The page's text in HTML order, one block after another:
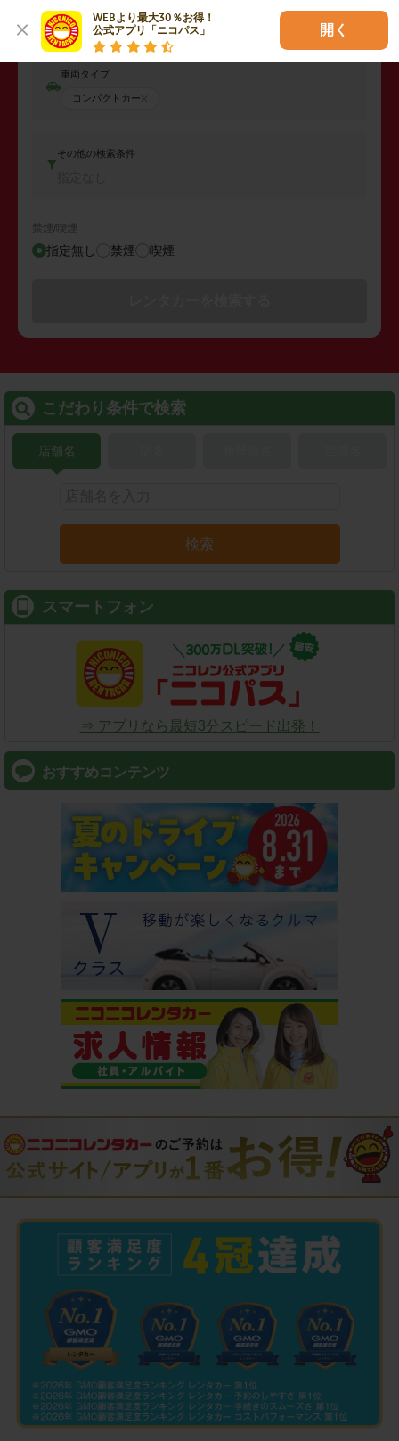
WEBより最大30％お得！
公式アプリ「ニコパス」
開く
2026年08月09日 (日) 04:00
車両タイプ
コンパクトカー
その他の検索条件
禁煙/喫煙
指定無し 禁煙 喫煙
こだわり条件で検索
店舗名
検索
スマートフォン
⇒ アプリなら最短3分スピード出発！
おすすめコンテンツ